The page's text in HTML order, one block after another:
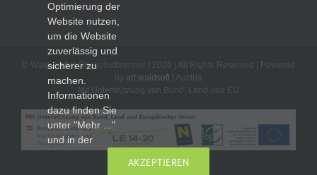
© Waldviertler Streuobstbrenner | 2026 | All Rights Reserved | Powered
by art.waldsoft | Austria
Mit Unterstützung von Bund, Land und EU
Optimierung der
Website nutzen,
um die Website
zuverlässig und
sicherer zu
machen.
Informationen
dazu finden Sie
unter "Mehr ..."
und in der
AKZEPTIEREN